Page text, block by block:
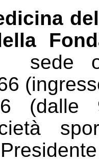
sede